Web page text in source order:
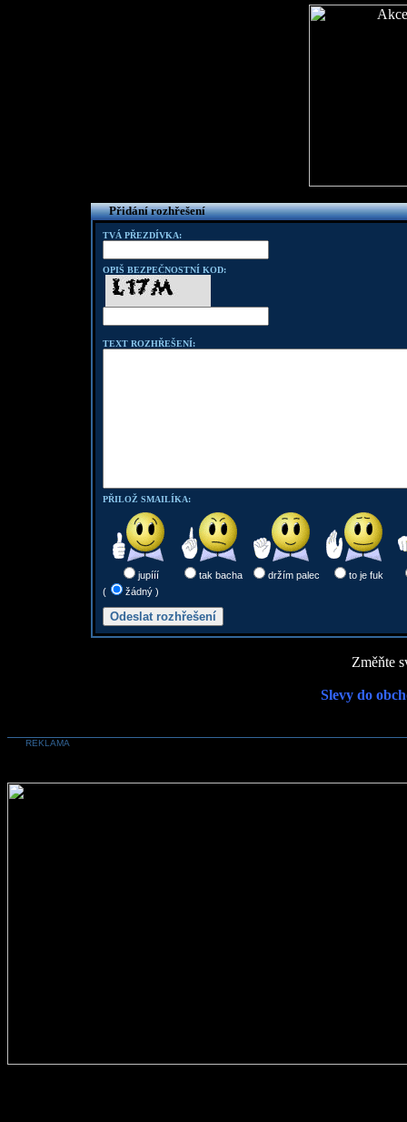
Přidání rozhřešení
TVÁ PŘEZDÍVKA:
OPIŠ BEZPEČNOSTNÍ KOD:
TEXT ROZHŘEŠENÍ:
PŘILOŽ SMAILÍKA:
jupííí tak bacha držím palec
to je fuk
(
žádný )
Změňte
Slevy do
REKLAMA